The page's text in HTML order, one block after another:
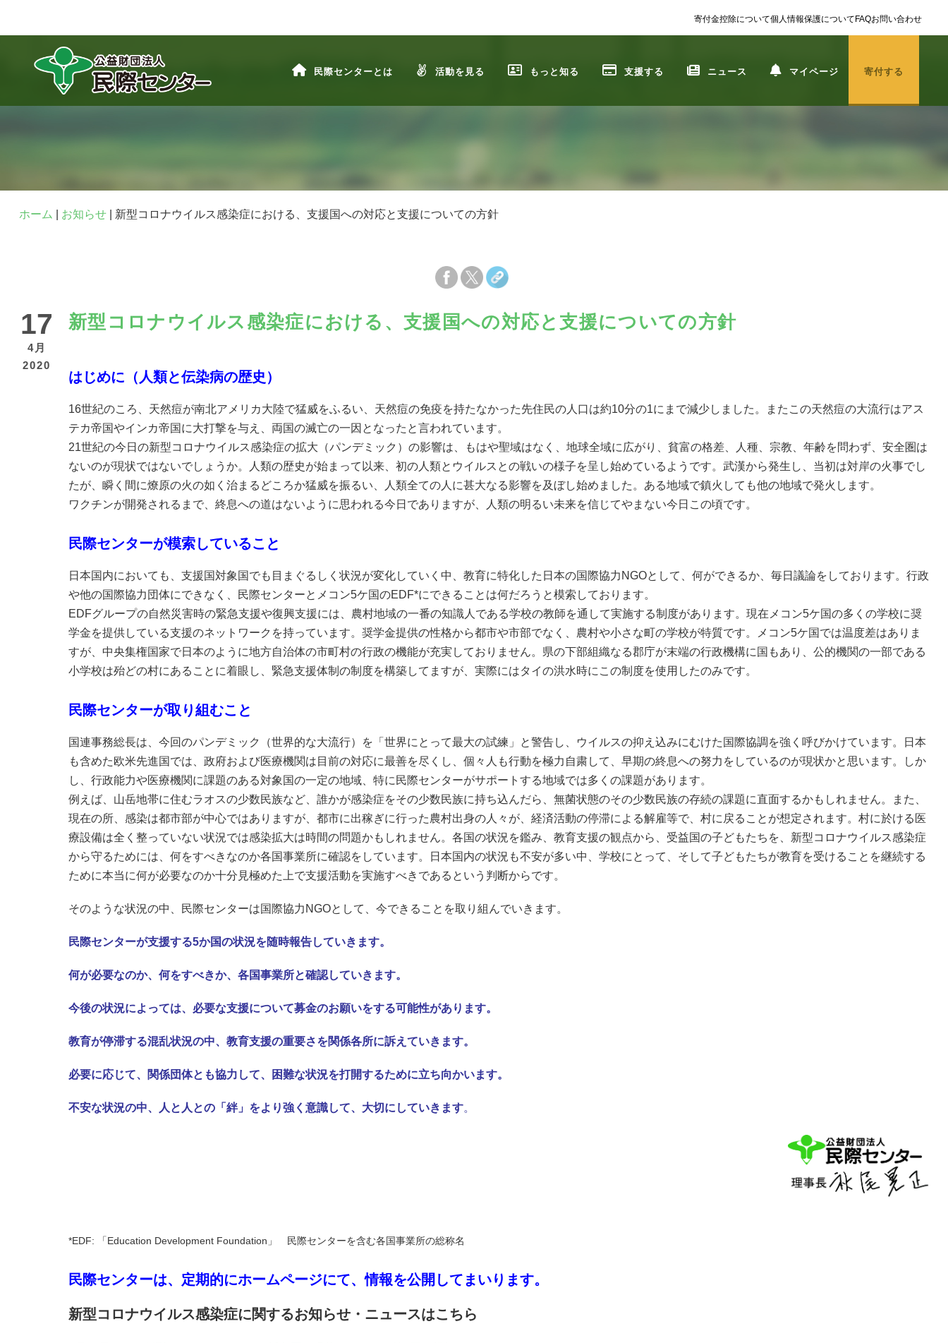
寄付金控除について個人情報保護についてFAQお問い合わせ
民際センターとは 活動を見る もっと知る 支援する ニュース マイページ 寄付する
ホーム お知らせ 新型コロナウイルス感染症における、支援国への対応と支援についての方針
17
4月
2020
新型コロナウイルス感染症における、支援国への対応と支援についての方針
はじめに （人類と伝染病の歴史）
16世紀のころ、天然痘が南北アメリカ大陸で猛威をふるい、天然痘の免疫を持たなかった先住民の人口は約10分の1にまで減少しました。またこの天然痘の大流行はアス
テカ帝国やインカ帝国に大打撃を与え、両国の滅亡の一因となったと言われています。
21世紀の今日の新型コロナウイルス感染症の拡大（パンデミック）の影響は、もはや聖域はなく、地球全域に広がり、貧富の格差、人種、宗教、年齢を問わず、安全圏は
ないのが現状ではないでしょうか。人類の歴史が始まって以来、初の人類とウイルスとの戦いの様子を呈し始めているようです。武漢から発生し、当初は対岸の火事でし
たが、瞬く間に燎原の火の如く治まるどころか猛威を振るい、人類全ての人に甚大なる影響を及ぼし始めました。ある地域で鎮火しても他の地域で発火します。
ワクチンが開発されるまで、終息への道はないように思われる今日でありますが、人類の明るい未来を信じてやまない今日この頃です。
民際センターが模索していること
日本国内においても、支援国対象国でも目まぐるしく状況が変化していく中、教育に特化した日本の国際協力NGOとして、何ができるか、毎日議論をしております。行政
や他の国際協力団体にできなく、民際センターとメコン5ケ国のEDF*にできることは何だろうと模索しております。
EDFグループの自然災害時の緊急支援や復興支援には、農村地域の一番の知識人である学校の教師を通して実施する制度があります。現在メコン5ケ国の多くの学校に奨
学金を提供している支援のネットワークを持っています。奨学金提供の性格から都市や市部でなく、農村や小さな町の学校が特質です。メコン5ケ国では温度差はありま
すが、中央集権国家で日本のように地方自治体の市町村の行政の機能が充実しておりません。県の下部組織なる郡庁が末端の行政機構に国もあり、公的機関の一部である
小学校は殆どの村にあることに着眼し、緊急支援体制の制度を構築してますが、実際にはタイの洪水時にこの制度を使用したのみです。
民際センターが取り組むこと
国連事務総長は、今回のパンデミック（世界的な大流行）を「世界にとって最大の試練」と警告し、ウイルスの抑え込みにむけた国際協調を強く呼びかけています。日本
も含めた欧米先進国では、政府および医療機関は目前の対応に最善を尽くし、個々人も行動を極力自粛して、早期の終息への努力をしているのが現状かと思います。しか
し、行政能力や医療機関に課題のある対象国の一定の地域、特に民際センターがサポートする地域では多くの課題があります。
例えば、山岳地帯に住むラオスの少数民族など、誰かが感染症をその少数民族に持ち込んだら、無菌状態のその少数民族の存続の課題に直面するかもしれません。また、
現在の所、感染は都市部が中心ではありますが、都市に出稼ぎに行った農村出身の人々が、経済活動の停滞による解雇等で、村に戻ることが想定されます。村に於ける医
療設備は全く整っていない状況では感染拡大は時間の問題かもしれません。各国の状況を鑑み、教育支援の観点から、受益国の子どもたちを、新型コロナウイルス感染症
から守るためには、何をすべきなのか各国事業所に確認をしています。日本国内の状況も不安が多い中、学校にとって、そして子どもたちが教育を受けることを継続する
ために本当に何が必要なのか十分見極めた上で支援活動を実施すべきであるという判断からです。
そのような状況の中、民際センターは国際協力NGOとして、今できることを取り組んでいきます。
民際センターが支援する5か国の状況を随時報告していきます。
何が必要なのか、何をすべきか、各国事業所と確認していきます。
今後の状況によっては、必要な支援について募金のお願いをする可能性があります。
教育が停滞する混乱状況の中、教育支援の重要さを関係各所に訴えていきます。
必要に応じて、関係団体とも協力して、困難な状況を打開するために立ち向かいます。
不安な状況の中、人と人との「絆」をより強く意識して、大切にしていきます。
*EDF: 「Education Development Foundation」 民際センターを含む各国事業所の総称名
民際センターは、定期的にホームページにて、情報を公開してまいります。
新型コロナウイルス感染症に関するお知らせ・ニュースはこちら